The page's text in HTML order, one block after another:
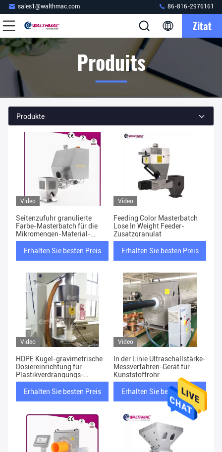
sales1@walthmac.com 86-816-2976161
Zitat
Produits
Produkte
Video
Seitenzufuhr granulierte
Farbe-Masterbatch für die
Mikromengen-Material-
Fütterung
Erhalten Sie besten Preis
Video
Feeding Color Masterbatch
Lose In Weight Feeder-
Zusatzgranulat
Erhalten Sie besten Preis
Video
HDPE Kugel-gravimetrische
Dosiereinrichtung für
Plastikverdrängungs-
Maschinerie
Erhalten Sie besten Preis
Video
In der Linie Ultraschallstärke-
Messverfahren-Gerät für
Kunststoffrohr
Erhalten Sie besten Preis